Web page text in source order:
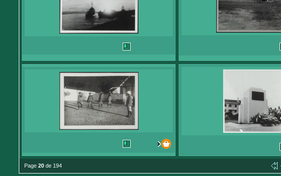
Page 20 de 194